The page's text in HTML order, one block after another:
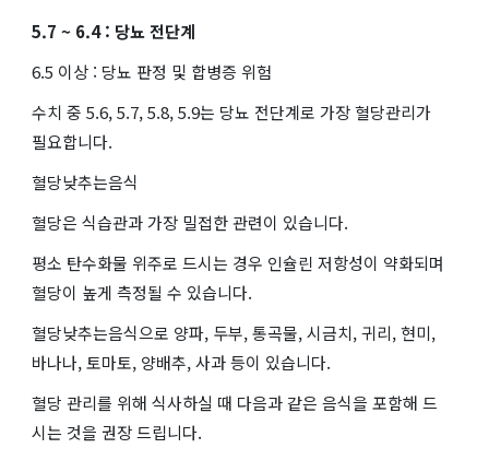
5.7 ~ 6.4 : 당뇨 전단계
6.5 이상 : 당뇨 판정 및 합병증 위험
수치 중 5.6, 5.7, 5.8, 5.9는 당뇨 전단계로 가장 혈당관리가
필요합니다.
혈당낮추는음식
혈당은 식습관과 가장 밀접한 관련이 있습니다.
평소 탄수화물 위주로 드시는 경우 인슐린 저항성이 약화되며
혈당이 높게 측정될 수 있습니다.
혈당낮추는음식으로 양파, 두부, 통곡물, 시금치, 귀리, 현미,
바나나, 토마토, 양배추, 사과 등이 있습니다.
혈당 관리를 위해 식사하실 때 다음과 같은 음식을 포함해 드
시는 것을 권장 드립니다.